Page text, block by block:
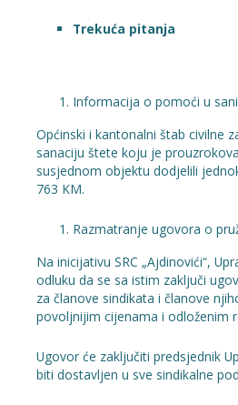
Trekuća pitanja
Informacija o pomoći u
Općinski i kantonalni štab civilne
sanaciju štete koju je
susjednom objektu dodjelili
763 KM.
Razmatranje ugovora o
Na inicijativu SRC „Ajdinovići“,
odluku da se sa istim zaključi
za članove sindikata i članove
povoljnijim cijenama i odloženim
Ugovor će zaključiti predsjednik
biti dostavljen u sve sindikalne